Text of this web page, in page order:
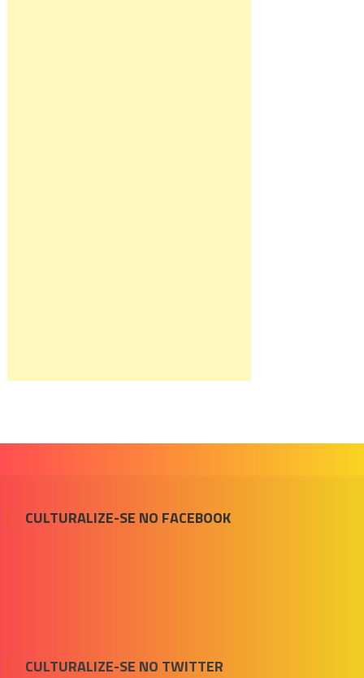
CULTURALIZE-SE NO FACEBOOK
CULTURALIZE-SE NO TWITTER